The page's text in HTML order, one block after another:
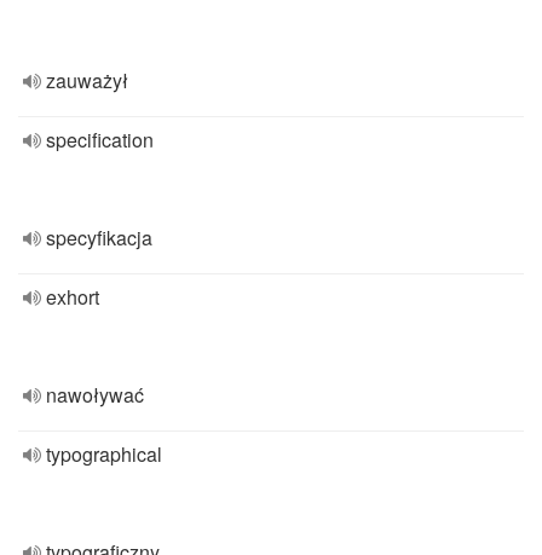
zauważył
specification
specyfikacja
exhort
nawoływać
typographical